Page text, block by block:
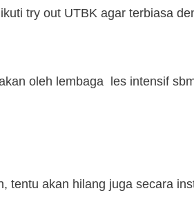
try out UTBK agar terbiasa
oleh lembaga les intensif
tentu akan hilang juga secara